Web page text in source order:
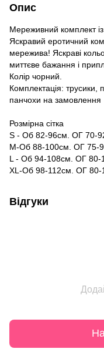
Опис
Мереживний комплект
Яскравий еротичний
мережива! Яскраві
миттєве бажання і
Колір чорний.
Комплектація: трусики,
панчохи на замовлення
Розмірна сітка
S - Об 82-96см. ОГ 70-
M-Об 88-100см. ОГ 75-
L - Об 94-108см. ОГ 80-
XL-Об 98-112см. ОГ 80-
Відгуки